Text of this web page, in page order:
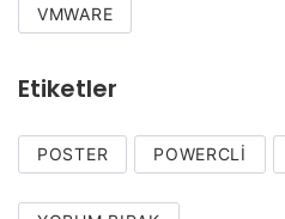
VMWARE
Etiketler
POSTER POWERCLI